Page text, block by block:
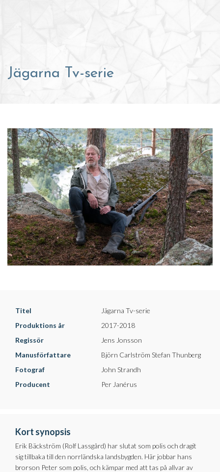
Jägarna Tv-serie
Titel
Jägarna Tv-serie
Produktions år
2017-2018
Regissör
Jens Jonsson
Manusförfattare
Björn Carlström Stefan Thunberg
Fotograf
John Strandh
Producent
Per Janérus
Kort synopsis
Erik Bäckström (Rolf Lassgård) har slutat som polis och dragit
sig tillbaka till den norrländska landsbygden. Här jobbar hans
brorson Peter som polis, och kämpar med att tas på allvar av